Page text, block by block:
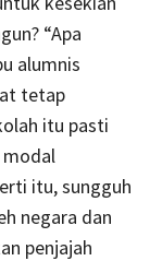
“Apa
alumnis
tetap
itu pasti
modal
itu, sungguh
negara dan
penjajah